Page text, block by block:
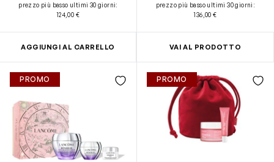
prezzo più basso ultimi 30 giorni:
124,00 €
AGGIUNGI AL CARRELLO
prezzo più basso ultimi 30 giorni :
136,00 €
VAI AL PRODOTTO
PROMO PROMO